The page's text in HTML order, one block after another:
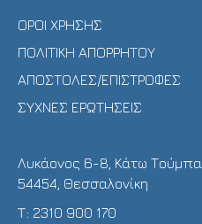
ΟΡΟΙ ΧΡΗΣΗΣ
ΠΟΛΙΤΙΚΗ ΑΠΟΡΡΗΤΟΥ
ΑΠΟΣΤΟΛΕΣ/ΕΠΙΣΤΡΟΦΕΣ
ΣΥΧΝΕΣ ΕΡΩΤΗΣΕΙΣ
Λυκάονος 6-8, Κάτω Τούμπα
54454, Θεσσαλονίκη
Τ: 2310 900 170